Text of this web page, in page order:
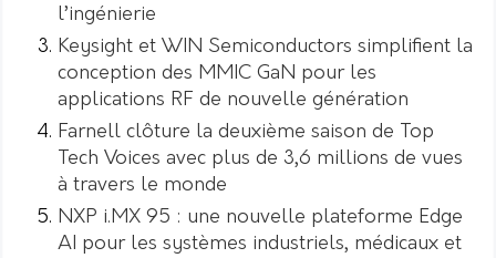
l’ingénierie
Keysight et WIN Semiconductors simplifient la
conception des MMIC GaN pour les
applications RF de nouvelle génération
Farnell clôture la deuxième saison de Top
Tech Voices avec plus de 3,6 millions de vues
à travers le monde
NXP i.MX 95 : une nouvelle plateforme Edge
AI pour les systèmes industriels, médicaux et